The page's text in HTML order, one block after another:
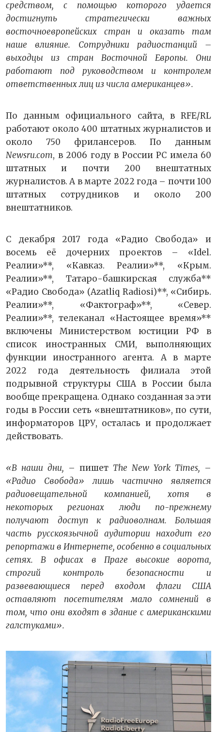
средством, с помощью которого удается
достигнуть стратегически важных
восточноевропейских стран и оказать там
наше влияние. Сотрудники радиостанций –
выходцы из стран Восточной Европы. Они
работают под руководством и контролем
ответственных лиц из числа американцев».
По данным официального сайта, в RFE/RL
работают около 400 штатных журналистов и
около 750 фрилансеров. По данным
Newsru.com, в 2006 году в России РС имела 60
штатных и почти 200 внештатных
журналистов. А в марте 2022 года – почти 100
штатных сотрудников и около 200
внештатников.
С декабря 2017 года «Радио Свобода» и
восемь её дочерних проектов – «Idel.
Реалии»**, «Кавказ. Реалии»**, «Крым.
Реалии»**, Татаро-башкирская служба**
«Радио Свобода» (Azatliq Radiosi)**, «Сибирь.
Реалии»**, «Фактограф»**, «Север.
Реалии»**, телеканал «Настоящее время»**
включены Министерством юстиции РФ в
список иностранных СМИ, выполняющих
функции иностранного агента. А в марте
2022 года деятельность филиала этой
подрывной структуры США в России была
вообще прекращена. Однако созданная за эти
годы в России сеть «внештатников», по сути,
информаторов ЦРУ, осталась и продолжает
действовать.
«В наши дни, – пишет The New York Times, –
«Радио Свобода» лишь частично является
радиовещательной компанией, хотя в
некоторых регионах люди по-прежнему
получают доступ к радиоволнам. Большая
часть русскоязычной аудитории находит его
репортажи в Интернете, особенно в социальных
сетях. В офисах в Праге высокие ворота,
строгий контроль безопасности и
развевающиеся перед входом флаги США
оставляют посетителям мало сомнений в
том, что они входят в здание с американскими
галстуками».